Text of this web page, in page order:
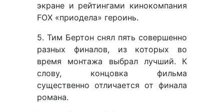
экране и рейтингами кинокомпания
FOX «приодела» героинь.
5. Тим Бертон снял пять совершенно
разных финалов, из которых во
время монтажа выбрал лучший. К
слову, концовка фильма
существенно отличается от финала
романа.